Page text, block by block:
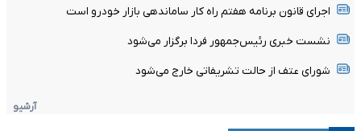
اجرای قانون برنامه هفتم راه کار ساماندهی بازار خودرو است
نشست خبری رئیس‌جمهور فردا برگزار می‌شود
شورای عتف از حالت تشریفاتی خارج می‌شود
آرشیو